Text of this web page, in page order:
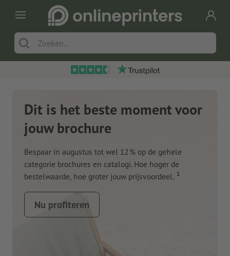
Dit is het beste moment voor
jouw brochure
Bespaar in augustus tot wel 12 % op de gehele
categorie brochures en catalogi. Hoe hoger de
bestelwaarde, hoe groter jouw prijsvoordeel. 1
Nu profiteren